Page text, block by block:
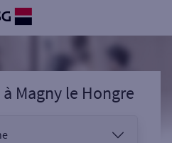
à Magny le Hongre